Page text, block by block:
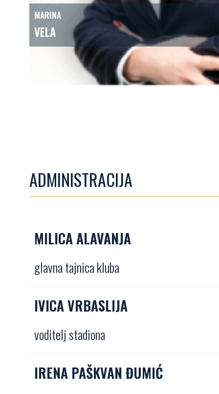
MARINA
VELA
administrativna
ADMINISTRACIJA
MILICA ALAVANJA
glavna tajnica kluba
IVICA VRBASLIJA
voditelj stadiona
IRENA PAŠKVAN ĐUMIĆ